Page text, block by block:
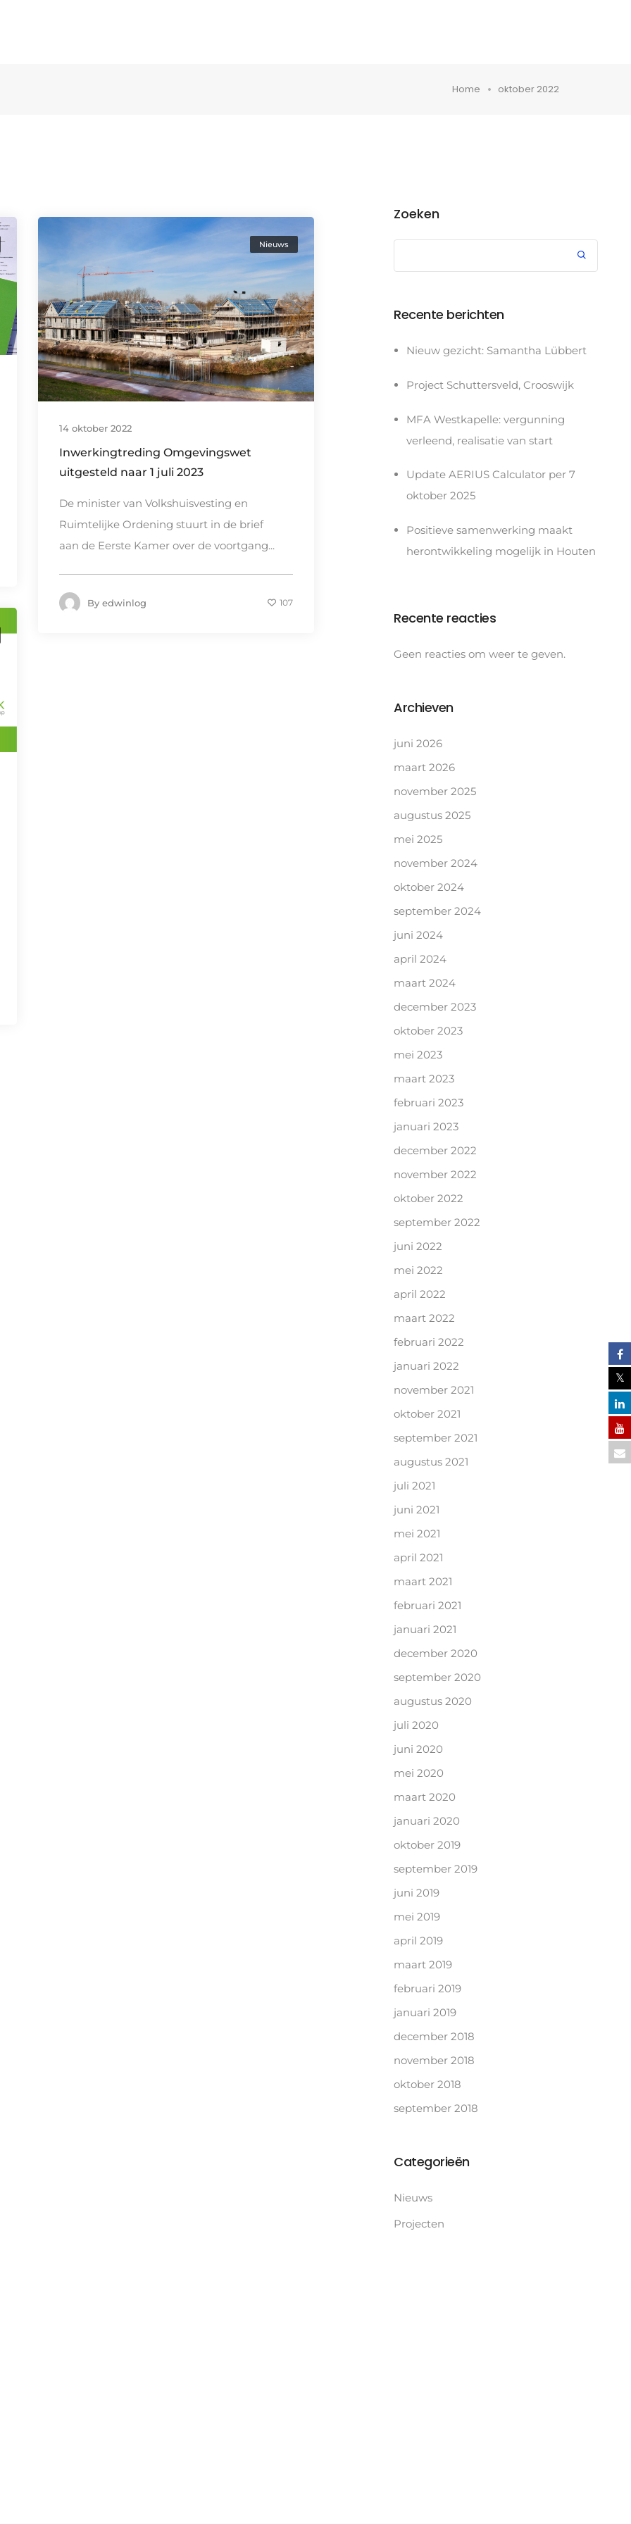
Home oktober 2022
Nieuws
14 oktober 2022
Inwerkingtreding Omgevingswet
uitgesteld naar 1 juli 2023
De minister van Volkshuisvesting en
Ruimtelijke Ordening stuurt in de brief
aan de Eerste Kamer over de voortgang...
By edwinlog 107
Zoeken
Recente berichten
Nieuw gezicht: Samantha Lübbert
Project Schuttersveld, Crooswijk
MFA Westkapelle: vergunning
verleend, realisatie van start
Update AERIUS Calculator per 7
oktober 2025
Positieve samenwerking maakt
herontwikkeling mogelijk in Houten
Recente reacties
Geen reacties om weer te geven.
Archieven
juni 2026
maart 2026
november 2025
augustus 2025
mei 2025
november 2024
oktober 2024
september 2024
juni 2024
april 2024
maart 2024
december 2023
oktober 2023
mei 2023
maart 2023
februari 2023
januari 2023
december 2022
november 2022
oktober 2022
september 2022
juni 2022
mei 2022
april 2022
maart 2022
februari 2022
januari 2022
november 2021
oktober 2021
september 2021
augustus 2021
juli 2021
juni 2021
mei 2021
april 2021
maart 2021
februari 2021
januari 2021
december 2020
september 2020
augustus 2020
juli 2020
juni 2020
mei 2020
maart 2020
januari 2020
oktober 2019
september 2019
juni 2019
mei 2019
april 2019
maart 2019
februari 2019
januari 2019
december 2018
november 2018
oktober 2018
september 2018
Categorieën
Nieuws
Projecten